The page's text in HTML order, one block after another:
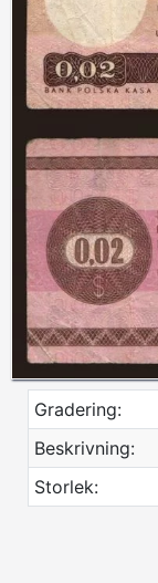
Gradering:
Beskrivning:
Storlek: